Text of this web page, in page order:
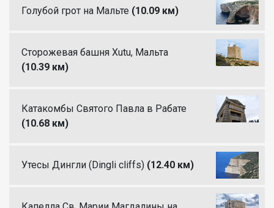
Голубой грот на Мальте (10.09 км)
Сторожевая башня Xutu, Мальта
(10.39 км)
Катакомбы Святого Павла в Рабате
(10.68 км)
Утесы Дингли (Dingli cliffs) (12.40 км)